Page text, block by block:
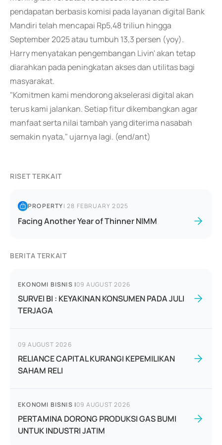
pendapatan berbasis komisi pada layanan digital Bank
Mandiri telah mencapai Rp5,48 triliun hingga
September 2025 atau tumbuh 13,3 persen (yoy).
Harry menyatakan pengembangan Livin' akan tetap
diarahkan pada peningkatan akses dan utilitas bagi
masyarakat.
"Komitmen kami mendorong akselerasi digital akan
terus kami jalankan. Setiap fitur dikembangkan agar
manfaat serta nilai tambah yang diterima nasabah
semakin nyata," ujarnya lagi. (end/ant)
RISET TERKAIT
PROPERTY|28 FEBRUARY 2025
Facing Another Year of Thinner NIMM
BERITA TERKAIT
EKONOMI BISNIS |09 AUGUST 2026
SURVEI BI : KEYAKINAN KONSUMEN PADA JULI
TERJAGA
09 AUGUST 2026
RELIANCE CAPITAL KURANGI KEPEMILIKAN
SAHAM RELI
EKONOMI BISNIS |09 AUGUST 2026
PERTAMINA DORONG PRODUKSI GAS BUMI
UNTUK INDUSTRI JATIM